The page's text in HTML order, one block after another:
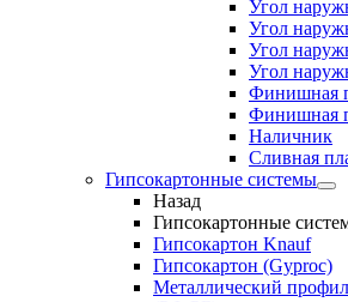
Угол
Угол
Угол
Угол
Финишная
Финишная
Наличник
Сливная
Гипсокартонные системы
Назад
Гипсокартонные
Гипсокартон Knauf
Гипсокартон (Gyproc)
Металлический